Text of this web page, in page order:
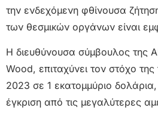
την ενδεχόμενη φθίνουσα
των θεσμικών οργάνων είναι
Η διευθύνουσα σύμβουλος της
Wood, επιταχύνει τον στόχο της
2023 σε 1 εκατομμύριο
έγκριση από τις μεγαλύτερες